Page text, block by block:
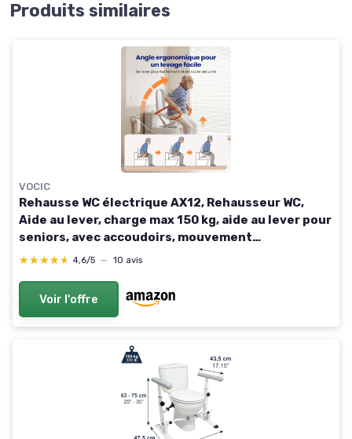
Produits similaires
VOCIC
Rehausse WC électrique AX12, Rehausseur WC,
Aide au lever, charge max 150 kg, aide au lever pour
seniors, avec accoudoirs, mouvement
ergonomique de levage, pour seniors & adultes
★★★★★
★★★★★ 4,6/5 — 10 avis
Voir l'offre